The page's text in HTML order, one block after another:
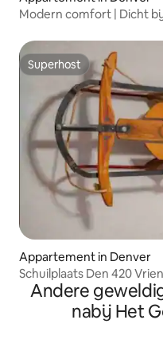
Modern comfort | Dicht
Superhost
Superhost
Appartement in Denver
Schuilplaats Den 420
Andere
nabij Het